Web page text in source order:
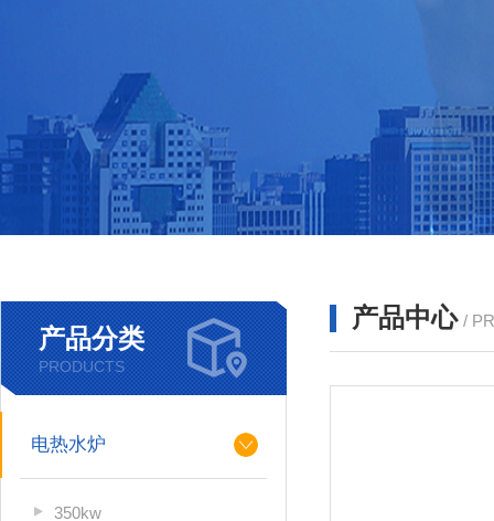
产品分类
PRODUCTS
电热水炉
350kw
产品中心 /